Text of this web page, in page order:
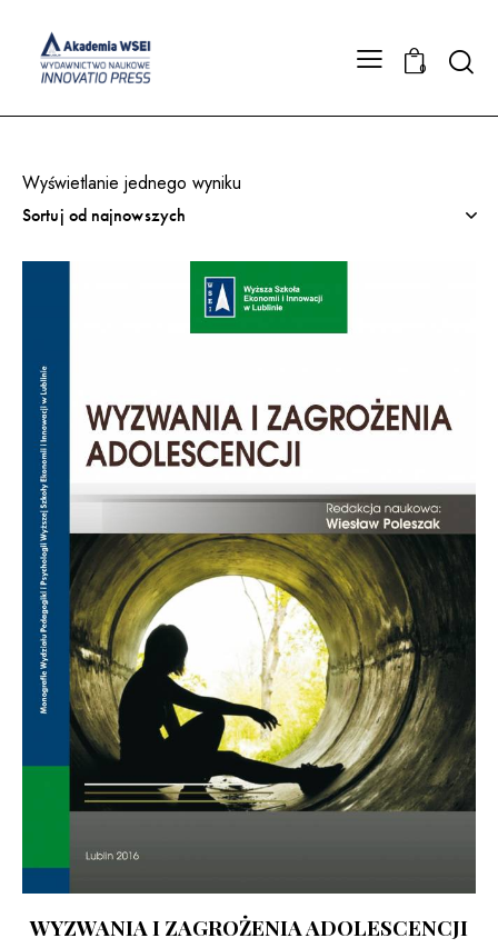
0
Wyświetlanie jednego wyniku
WYZWANIA I ZAGROŻENIA ADOLESCENCJI